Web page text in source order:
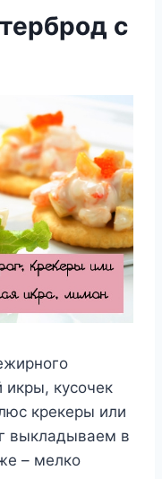
с
икры, кусочек
крекеры или
выкладываем в
– мелко